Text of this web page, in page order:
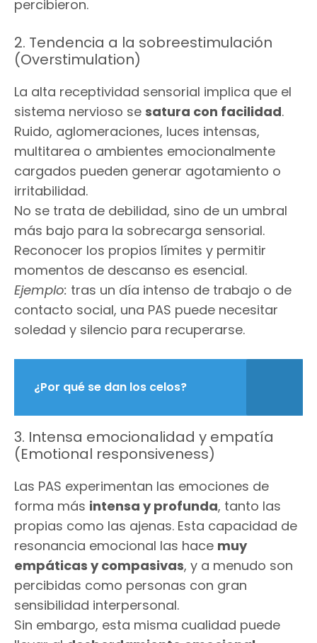
percibieron.
2. Tendencia a la sobreestimulación
(Overstimulation)
La alta receptividad sensorial implica que el
sistema nervioso se satura con facilidad.
Ruido, aglomeraciones, luces intensas,
multitarea o ambientes emocionalmente
cargados pueden generar agotamiento o
irritabilidad.
No se trata de debilidad, sino de un umbral
más bajo para la sobrecarga sensorial.
Reconocer los propios límites y permitir
momentos de descanso es esencial.
Ejemplo: tras un día intenso de trabajo o de
contacto social, una PAS puede necesitar
soledad y silencio para recuperarse.
¿Por qué se dan los celos?
3. Intensa emocionalidad y empatía
(Emotional responsiveness)
Las PAS experimentan las emociones de
forma más intensa y profunda, tanto las
propias como las ajenas. Esta capacidad de
resonancia emocional las hace muy
empáticas y compasivas, y a menudo son
percibidas como personas con gran
sensibilidad interpersonal.
Sin embargo, esta misma cualidad puede